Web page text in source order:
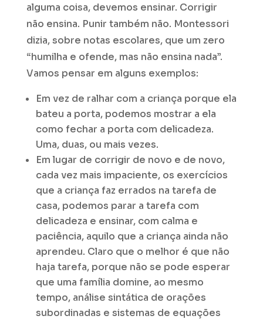
alguma coisa, devemos ensinar. Corrigir
não ensina. Punir também não. Montessori
dizia, sobre notas escolares, que um zero
“humilha e ofende, mas não ensina nada”.
Vamos pensar em alguns exemplos:
Em vez de ralhar com a criança porque ela
bateu a porta, podemos mostrar a ela
como fechar a porta com delicadeza.
Uma, duas, ou mais vezes.
Em lugar de corrigir de novo e de novo,
cada vez mais impaciente, os exercícios
que a criança faz errados na tarefa de
casa, podemos parar a tarefa com
delicadeza e ensinar, com calma e
paciência, aquilo que a criança ainda não
aprendeu. Claro que o melhor é que não
haja tarefa, porque não se pode esperar
que uma família domine, ao mesmo
tempo, análise sintática de orações
subordinadas e sistemas de equações